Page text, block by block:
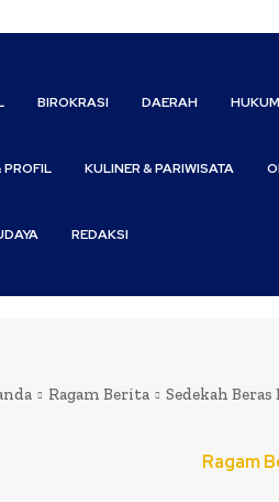
BIROKRASI DAERAH
PROFIL KULINER & PARIWISATA
REDAKSI
Ragam Berita Sedekah
Ragam